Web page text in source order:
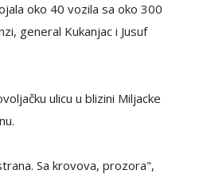
oko 40 vozila sa oko 300
general Kukanjac i Jusuf
ulicu u blizini Miljacke
Sa krovova, prozora",